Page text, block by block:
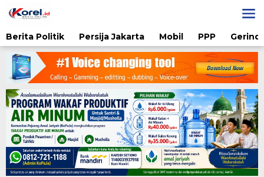
ke
Berita Politik
Persija Jakarta Mobil PPP